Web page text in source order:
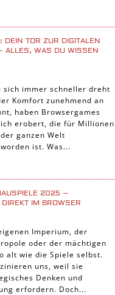
DEIN TOR ZUR DIGITALEN
ALLES, WAS DU WISSEN
sich immer schneller dreht
Komfort zunehmend an
haben Browsergames
erobert, die für Millionen
ganzen Welt
ist. Was...
2025 –
IM BROWSER
Imperium, der
oder der mächtigen
alt wie die Spiele selbst.
uns, weil sie
Denken und
erfordern. Doch...